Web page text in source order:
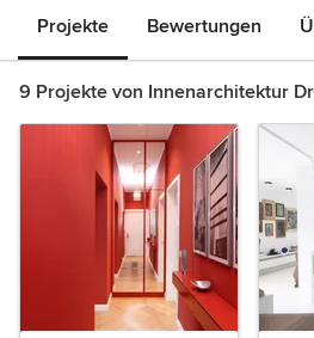
Projekte Bewertungen
9 Projekte von Innenarchitektur